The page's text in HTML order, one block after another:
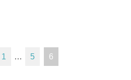
1 … 5 6